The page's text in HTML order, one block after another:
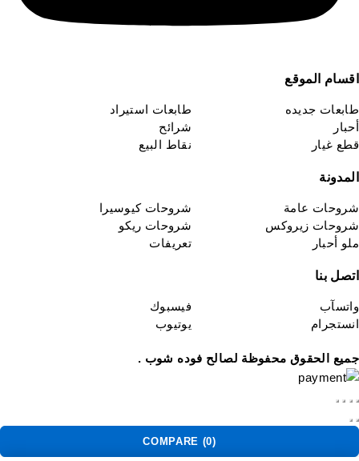
الموقع
جديده
طابعات استيراد
شرائح
غيار
نقاط البيع
عامة
شروحات كيوسيرا
زيروكس
شروحات ريكو
أحبار
تعريفات
بنا
فيسبوك
يوتيوب
الحقوق محفوظة لصالح فوده شوب .
COMPARE (0)